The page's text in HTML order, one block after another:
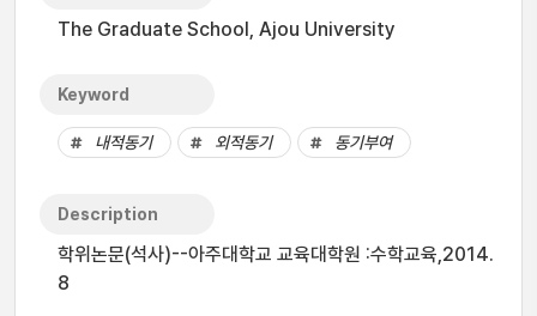
The Graduate School, Ajou University
Keyword
내적동기 외적동기 동기부여
Description
학위논문(석사)--아주대학교 교육대학원 :수학교육,2014.
8